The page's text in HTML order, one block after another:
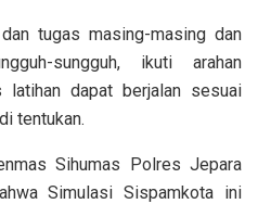
tugas masing-masing dan
sungguh, ikuti arahan
latihan dapat berjalan sesuai
tentukan.
Sihumas Polres Jepara
Simulasi Sispamkota ini